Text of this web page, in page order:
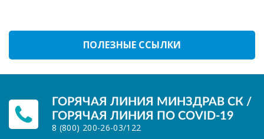
ПОЛЕЗНЫЕ ССЫЛКИ
ГОРЯЧАЯ ЛИНИЯ МИНЗДРАВ СК /
ГОРЯЧАЯ ЛИНИЯ ПО COVID-19
8 (800) 200-26-03/122